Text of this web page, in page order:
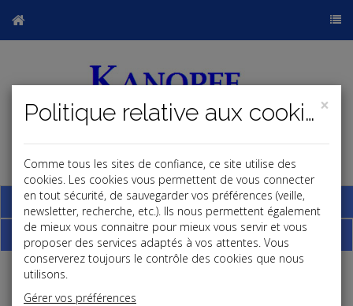
Base documentaire
Dépêches
Liste des dernières dépêches
×
Politique relative aux cookies
Comme tous les sites de confiance, ce site utilise des
cookies. Les cookies vous permettent de vous connecter
en tout sécurité, de sauvegarder vos préférences (veille,
newsletter, recherche, etc.). Ils nous permettent également
de mieux vous connaitre pour mieux vous servir et vous
proposer des services adaptés à vos attentes. Vous
conserverez toujours le contrôle des cookies que nous
utilisons.
Gérer vos préférences